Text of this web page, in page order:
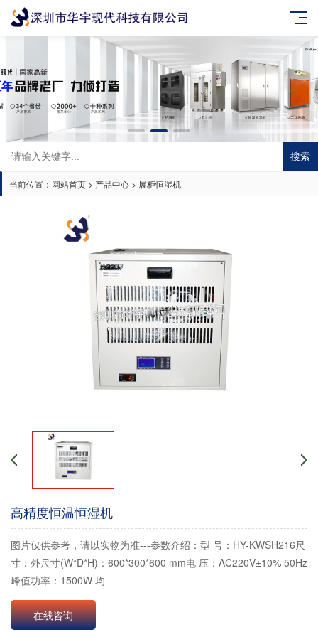
搜索
当前位置： 网站首页 > 产品中心 > 展柜恒湿机
高精度恒温恒湿机
图片仅供参考，请以实物为准---参数介绍：型 号：HY-KWSH216尺
寸：外尺寸(W*D*H)：600*300*600 mm电 压：AC220V±10% 50Hz
峰值功率：1500W 均
在线咨询